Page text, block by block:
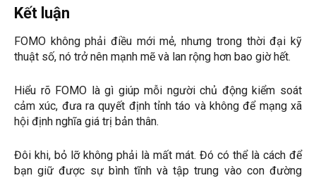
Kết luận
FOMO không phải điều mới mẻ, nhưng trong thời đại kỹ
thuật số, nó trở nên mạnh mẽ và lan rộng hơn bao giờ hết.
Hiểu rõ FOMO là gì giúp mỗi người chủ động kiểm soát
cảm xúc, đưa ra quyết định tỉnh táo và không để mạng xã
hội định nghĩa giá trị bản thân.
Đôi khi, bỏ lỡ không phải là mất mát. Đó có thể là cách để
bạn giữ được sự bình tĩnh và tập trung vào con đường